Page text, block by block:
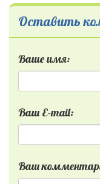
Оставить
Ваше имя:
Ваш E-mail:
Ваш